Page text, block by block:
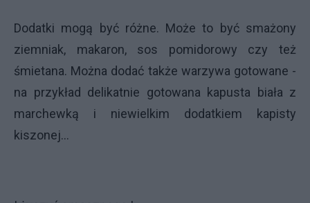
Dodatki mogą być różne. Może to być smażony
ziemniak, makaron, sos pomidorowy czy też
śmietana. Można dodać także warzywa gotowane -
na przykład delikatnie gotowana kapusta biała z
marchewką i niewielkim dodatkiem kapisty
kiszonej...